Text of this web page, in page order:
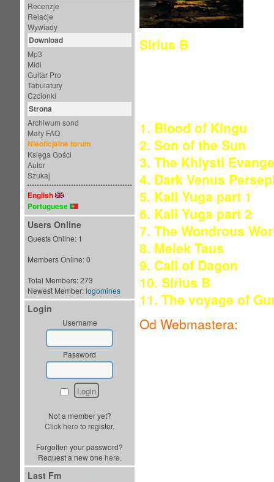
Recenzje
Relacje
Wywiady
Download
Mp3
Midi
Guitar Pro
Tabulatury
Czcionki
Strona
Archiwum sond
Mały FAQ
Nieoficjalne forum
Księga Gości
Autor
Szukaj
English
Portuguese
Users Online
Guests Online: 1
Members Online: 0
Total Members: 273
Newest Member:logomines
Login
Username
Password
Not a member yet?
Click here to register.
Forgotten your password?
Request a new one here.
Last Fm
Sirius B
1. Blood of Kingu
2. Son of the Sun
3. The Khlysti
4. Dark Venus
5. Kali Yuga part 1
6. Kali Yuga part 2
7. The Wondrous
8. Melek Taus
9. Call of Dagon
10. Sirius B
11. The voyage of
Od Webmastera: